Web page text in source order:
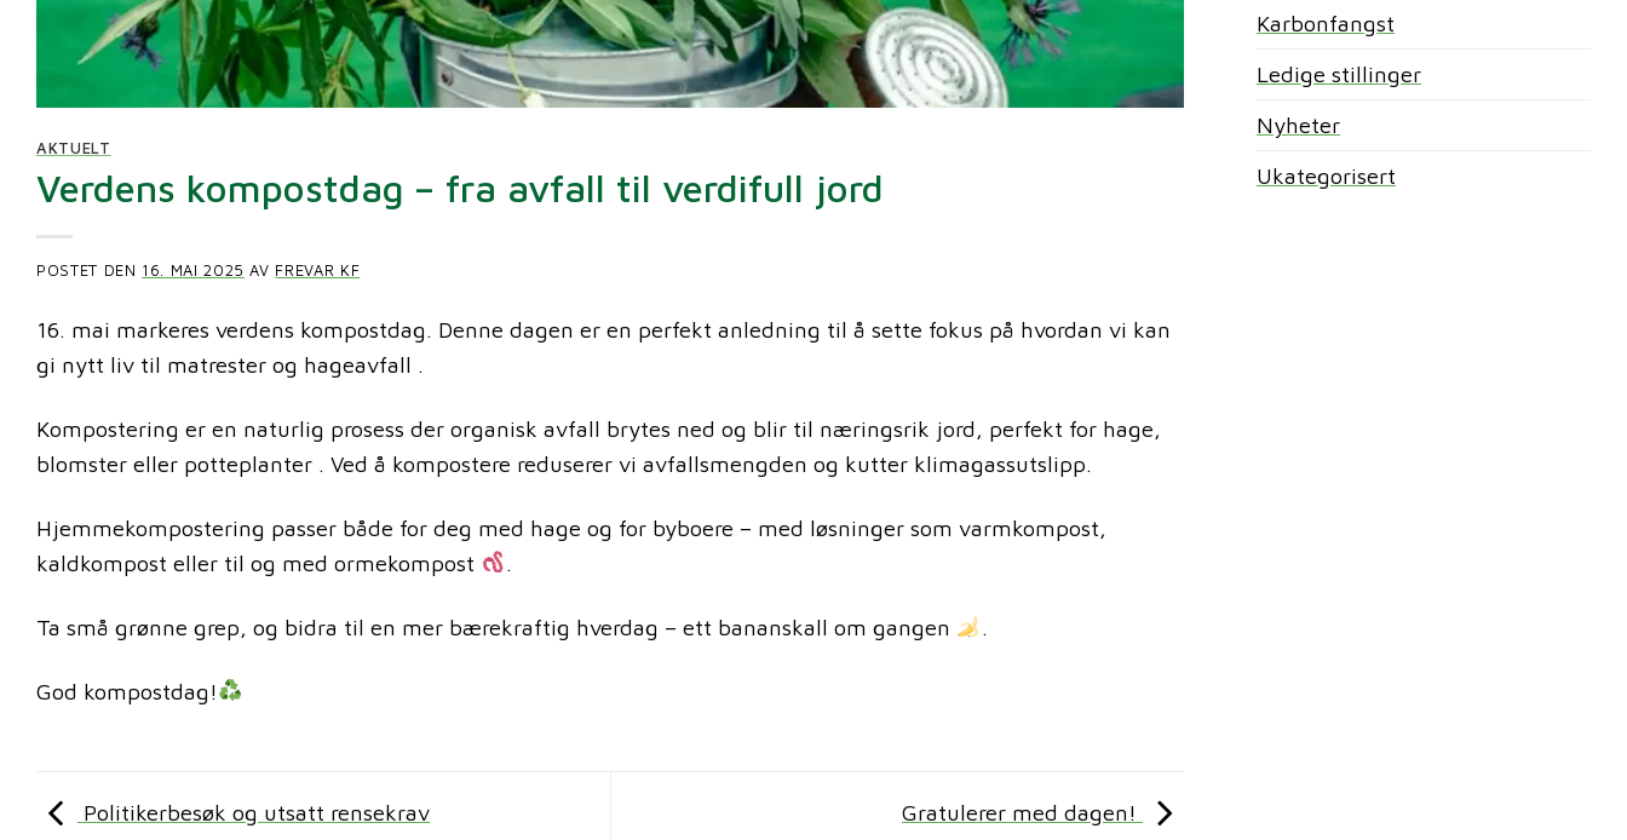
AKTUELT
Verdens kompostdag – fra avfall til verdifull jord
POSTET DEN 16. MAI 2025 AV FREVAR KF
16. mai markeres verdens kompostdag. Denne dagen er en perfekt anledning til å sette fokus på hvordan vi kan
gi nytt liv til matrester og hageavfall .
Kompostering er en naturlig prosess der organisk avfall brytes ned og blir til næringsrik jord, perfekt for hage,
blomster eller potteplanter . Ved å kompostere reduserer vi avfallsmengden og kutter klimagassutslipp.
Hjemmekompostering passer både for deg med hage og for byboere – med løsninger som varmkompost,
kaldkompost eller til og med ormekompost
.
Ta små grønne grep, og bidra til en mer bærekraftig hverdag – ett bananskall om gangen .
God kompostdag!
Politikerbesøk og utsatt rensekrav Gratulerer med dagen!
Karbonfangst
Ledige stillinger
Nyheter
Ukategorisert